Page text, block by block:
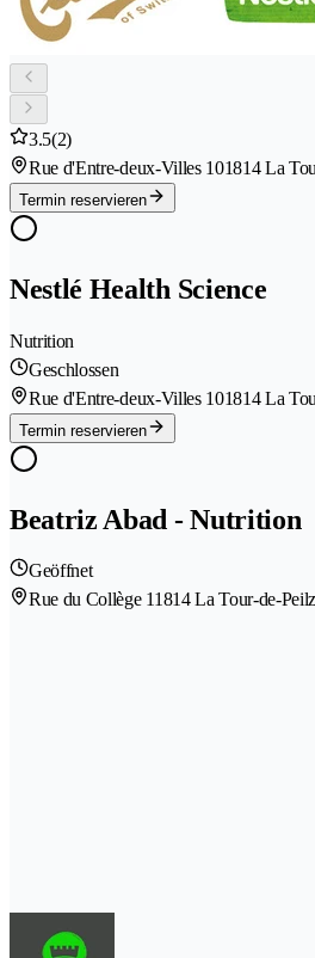
3.5(2)
Rue d'Entre-deux-Villes 101814 La
Termin reservieren
Nestlé Health Science
Nutrition
Geschlossen
Rue d'Entre-deux-Villes 101814 La
Termin reservieren
Beatriz Abad - Nutrition
Geöffnet
Rue du Collège 11814 La Tour-de-Peilz